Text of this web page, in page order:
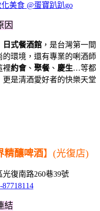
美食 @蛋寶趴趴go
因
日式餐酒館 ，是台灣第一間
環境， 還有專業的唎酒師
裡約會、 聚餐、 慶生…等都
更是清酒愛好者的快樂天堂
精釀啤酒】(光復店)
復南路260巷39號
87718114
結